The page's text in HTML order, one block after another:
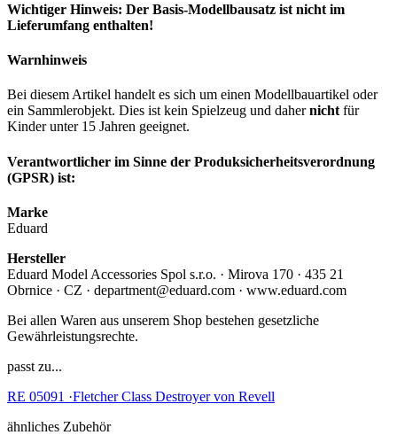
Wichtiger Hinweis: Der Basis-Modellbausatz ist nicht im
Lieferumfang enthalten!
Warnhinweis
Bei diesem Artikel handelt es sich um einen Modellbauartikel oder
ein Sammlerobjekt. Dies ist kein Spielzeug und dahernicht für
Kinder unter 15 Jahren geeignet.
Verantwortlicher im Sinne der Produksicherheitsverordnung
(GPSR) ist:
Marke
Eduard
Hersteller
Eduard Model Accessories Spol s.r.o. · Mirova 170 · 435 21
Obrnice · CZ · department@eduard.com · www.eduard.com
Bei allen Waren aus unserem Shop bestehen gesetzliche
Gewährleistungsrechte.
passt zu...
RE 05091 ·Fletcher Class Destroyer von Revell
ähnliches Zubehör